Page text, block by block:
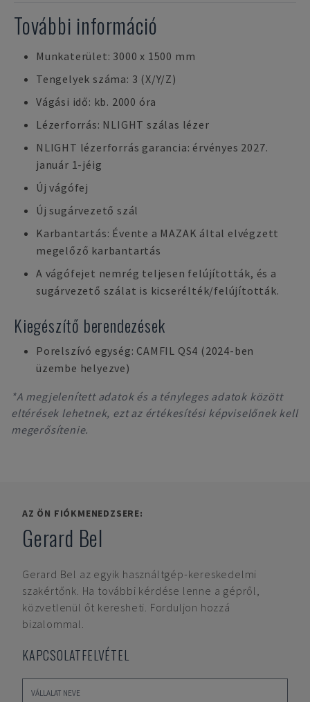
További információ
Munkaterület: 3000 x 1500 mm
Tengelyek száma: 3 (X/Y/Z)
Vágási idő: kb. 2000 óra
Lézerforrás: NLIGHT szálas lézer
NLIGHT lézerforrás garancia: érvényes 2027.
január 1-jéig
Új vágófej
Új sugárvezető szál
Karbantartás: Évente a MAZAK által elvégzett
megelőző karbantartás
A vágófejet nemrég teljesen felújították, és a
sugárvezető szálat is kicserélték/felújították.
Kiegészítő berendezések
Porelszívó egység: CAMFIL QS4 (2024-ben
üzembe helyezve)
*A megjelenített adatok és a tényleges adatok között
eltérések lehetnek, ezt az értékesítési képviselőnek kell
megerősítenie.
AZ ÖN FIÓKMENEDZSERE:
Gerard Bel
Gerard Bel az egyik használtgép-kereskedelmi
szakértőnk. Ha további kérdése lenne a gépről,
közvetlenül őt keresheti. Forduljon hozzá
bizalommal.
KAPCSOLATFELVÉTEL